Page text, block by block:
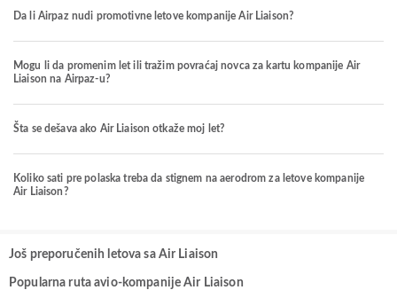
Da li Airpaz nudi promotivne letove kompanije Air Liaison?
Mogu li da promenim let ili tražim povraćaj novca za kartu kompanije Air
Liaison na Airpaz-u?
Šta se dešava ako Air Liaison otkaže moj let?
Koliko sati pre polaska treba da stignem na aerodrom za letove kompanije
Air Liaison?
Još preporučenih letova sa Air Liaison
Popularna ruta avio-kompanije Air Liaison